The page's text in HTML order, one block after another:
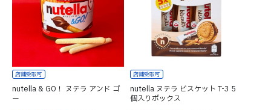
nutella & GO！ ヌテラ アンド ゴ
ー
nutella ヌテラ ビスケット T-3 5
個入りボックス